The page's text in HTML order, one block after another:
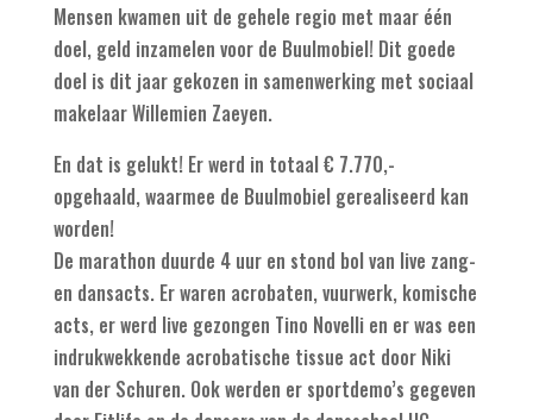
Mensen kwamen uit de gehele regio met maar één
doel, geld inzamelen voor de Buulmobiel! Dit goede
doel is dit jaar gekozen in samenwerking met sociaal
makelaar Willemien Zaeyen.
En dat is gelukt! Er werd in totaal € 7.770,-
opgehaald, waarmee de Buulmobiel gerealiseerd kan
worden!
De marathon duurde 4 uur en stond bol van live zang-
en dansacts. Er waren acrobaten, vuurwerk, komische
acts, er werd live gezongen Tino Novelli en er was een
indrukwekkende acrobatische tissue act door Niki
van der Schuren. Ook werden er sportdemo’s gegeven